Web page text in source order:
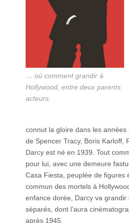
… où comment grandir à
Hollywood, entre deux parents
acteurs.
connut la gloire dans les
de Spencer Tracy, Boris Karloff,
Darcy est né en 1939. Tout
pour lui, avec une demeure
Casa Fiesta, peuplée de figures
commun des mortels à
enfance dorée, Darcy va
séparés, dont l’aura
après 1945.